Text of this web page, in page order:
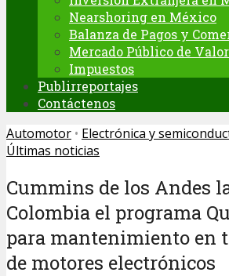
Nearshoring en México
Balanza de Pagos y
Mercado Público de
Impuestos
Publirreportajes
Contáctenos
Automotor • Electrónica y
Últimas noticias
Cummins de los Andes
Colombia el programa
para mantenimiento en
de motores electrónicos